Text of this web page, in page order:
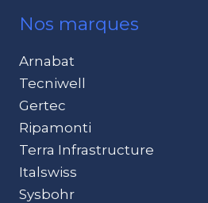
Nos marques
Arnabat
Tecniwell
Gertec
Ripamonti
Terra Infrastructure
Italswiss
Sysbohr